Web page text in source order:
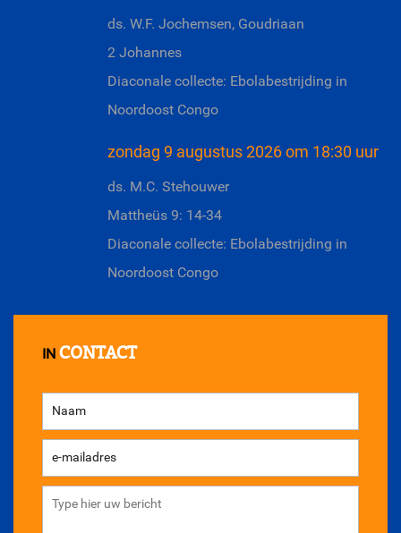
ds. W.F. Jochemsen, Goudriaan
2 Johannes
Diaconale collecte: Ebolabestrijding in
Noordoost Congo
zondag 9 augustus 2026 om 18:30 uur
ds. M.C. Stehouwer
Mattheüs 9: 14-34
Diaconale collecte: Ebolabestrijding in
Noordoost Congo
IN CONTACT